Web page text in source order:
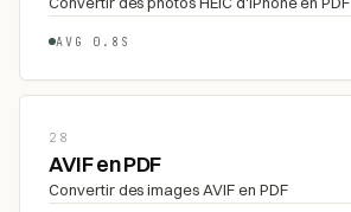
AVG 0.8S
28
AVIF en PDF
Convertir des images AVIF en PDF